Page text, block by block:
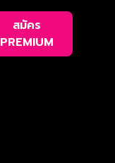
สมัคร
PREMIUM